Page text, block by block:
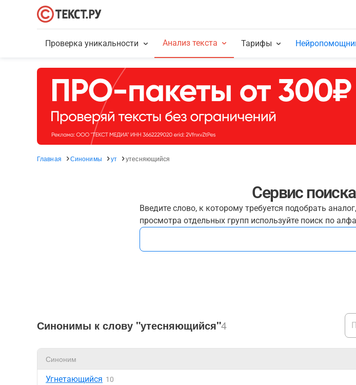
Проверка уникальности Анализ текста Тарифы
Главная Синонимы ут утесняющийся
Сервис
Введите слово, к которому требуется подобрать
просмотра отдельных групп используйте поиск по
Синонимы к слову "утесняющийся"4
Синоним
Угнетающийся 10